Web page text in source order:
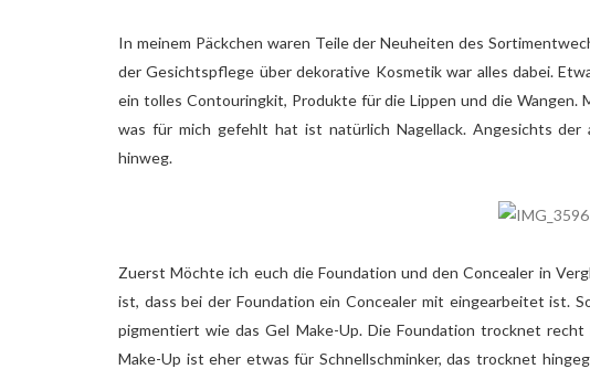
In meinem Päckchen waren Teile der Neuheiten des
der Gesichtspflege über dekorative Kosmetik war alles dabei.
ein tolles Contouringkit, Produkte für die Lippen und die Wangen.
was für mich gefehlt hat ist natürlich Nagellack. Angesichts
hinweg.
Zuerst Möchte ich euch die Foundation und den Concealer in
ist, dass bei der Foundation ein Concealer mit eingearbeitet ist.
pigmentiert wie das Gel Make-Up. Die Foundation trocknet
Make-Up ist eher etwas für Schnellschminker, das trocknet